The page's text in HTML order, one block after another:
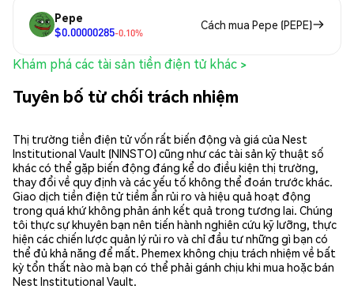
Pepe
$0.00000285-0.10%
Cách mua Pepe (PEPE)
Khám phá các tài sản tiền điện tử khác >
Tuyên bố từ chối trách nhiệm
Thị trường tiền điện tử vốn rất biến động và giá của Nest
Institutional Vault (NINSTO) cũng như các tài sản kỹ thuật số
khác có thể gặp biến động đáng kể do điều kiện thị trường,
thay đổi về quy định và các yếu tố không thể đoán trước khác.
Giao dịch tiền điện tử tiềm ẩn rủi ro và hiệu quả hoạt động
trong quá khứ không phản ánh kết quả trong tương lai. Chúng
tôi thực sự khuyên bạn nên tiến hành nghiên cứu kỹ lưỡng, thực
hiện các chiến lược quản lý rủi ro và chỉ đầu tư những gì bạn có
thể đủ khả năng để mất. Phemex không chịu trách nhiệm về bất
kỳ tổn thất nào mà bạn có thể phải gánh chịu khi mua hoặc bán
Nest Institutional Vault.